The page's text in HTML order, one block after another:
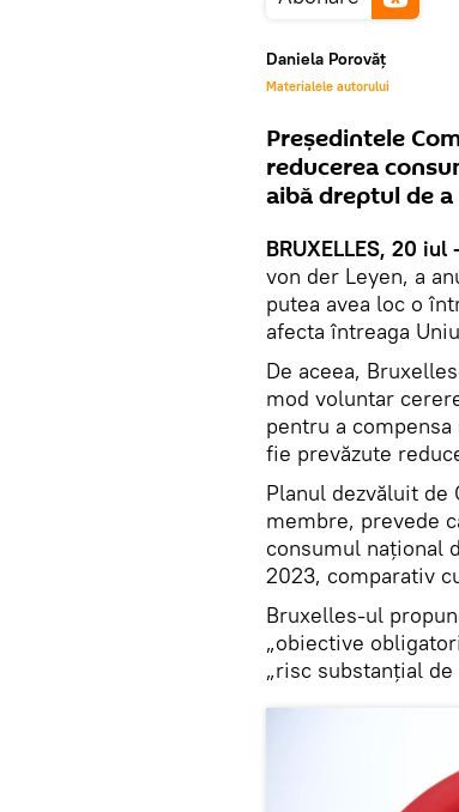
Daniela Porovăț
Materialele autorului
Președintele
reducerea
aibă dreptul de
BRUXELLES, 20 iul
von der Leyen, a
putea avea loc o
afecta întreaga
De aceea,
mod voluntar
pentru a
fie prevăzute
Planul dezvăluit de
membre, prevede
consumul național
2023, comparativ
Bruxelles-ul
„obiective
„risc substanțial